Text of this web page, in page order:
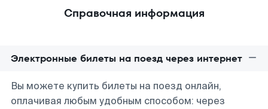
Справочная информация
Электронные билеты на поезд через интернет
Вы можете купить билеты на поезд онлайн,
оплачивая любым удобным способом: через